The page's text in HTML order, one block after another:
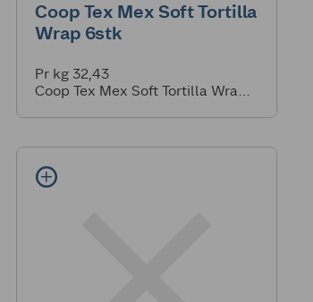
Coop Tex Mex Soft Tortilla
Wrap 6stk
Pr kg 32,43
Coop Tex Mex Soft Tortilla Wrap